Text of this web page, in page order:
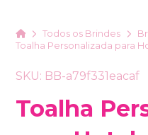
HomeTodos os Brindes
Toalha Personalizada para
SKU: BB-a79f331eacaf
Toalha